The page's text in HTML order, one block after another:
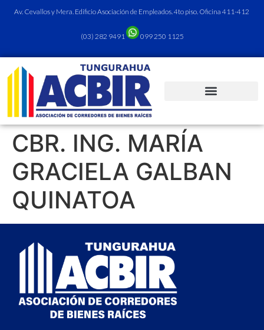
Av. Cevallos y Mera. Edificio Asociación de Empleados. 4to piso. Oficina 411-412
(03) 282 9491 099 250 1125
CBR. ING. MARÍA
GRACIELA GALBAN
QUINATOA